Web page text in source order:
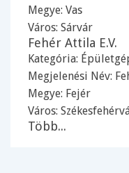
Megye: Vas
Város: Sárvár
Fehér Attila E.V.
Kategória:
Megjelenési Név:
Megye: Fejér
Város:
Több...